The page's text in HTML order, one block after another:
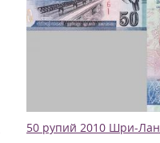
50 рупий 2010 Шри-